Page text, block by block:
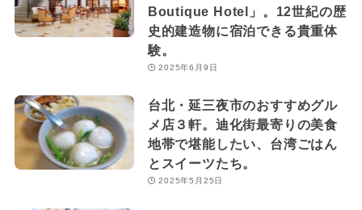
Boutique Hotel」。12世紀の歴
史的建造物に宿泊できる貴重体
験。
2025年6月9日
台北・延三夜市のおすすめグル
メ店３軒。迪化街最寄りの美食
地帯で堪能したい、台湾ごはん
とスイーツたち。
2025年5月25日